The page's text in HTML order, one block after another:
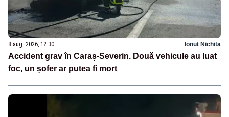
8 aug. 2026, 12:30 Ionuț Nichita
Accident grav în Caraș-Severin. Două vehicule au luat
foc, un șofer ar putea fi mort